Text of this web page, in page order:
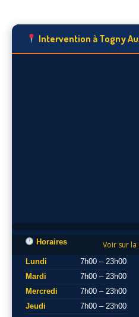
Intervention à Togny
Voir sur
Horaires
Lundi
7h00 – 23h00
Mardi
7h00 – 23h00
Mercredi
7h00 – 23h00
Jeudi
7h00 – 23h00